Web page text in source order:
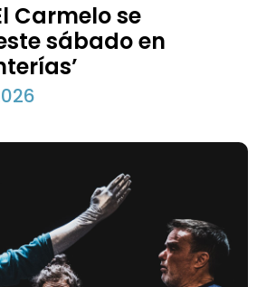
Carmelo se
sábado en